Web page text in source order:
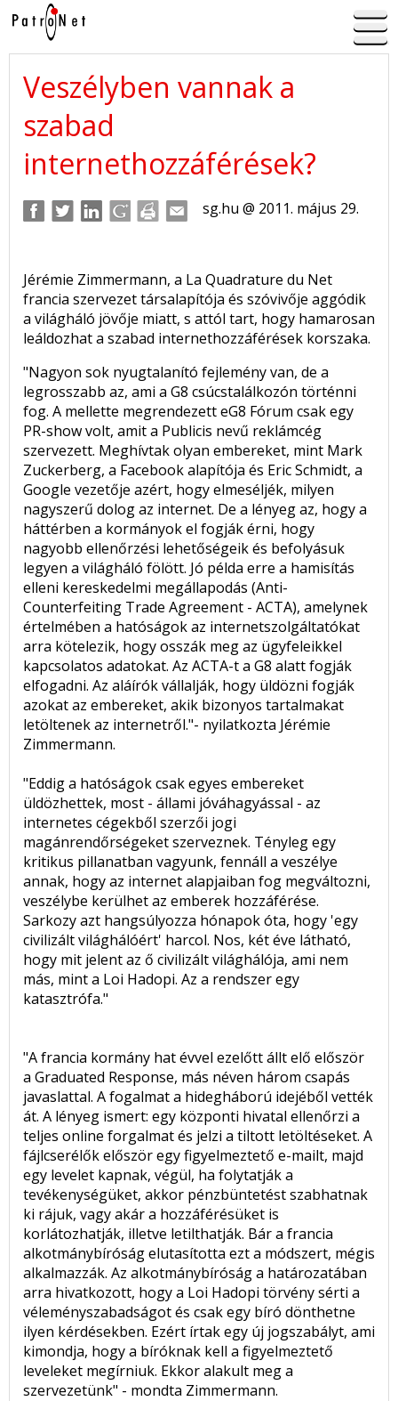
Veszélyben vannak a
szabad
internethozzáférések?
sg.hu @ 2011. május 29.
Jérémie Zimmermann, a La Quadrature du Net
francia szervezet társalapítója és szóvivője aggódik
a világháló jövője miatt, s attól tart, hogy hamarosan
leáldozhat a szabad internethozzáférések korszaka.
"Nagyon sok nyugtalanító fejlemény van, de a
legrosszabb az, ami a G8 csúcstalálkozón történni
fog. A mellette megrendezett eG8 Fórum csak egy
PR-show volt, amit a Publicis nevű reklámcég
szervezett. Meghívtak olyan embereket, mint Mark
Zuckerberg, a Facebook alapítója és Eric Schmidt, a
Google vezetője azért, hogy elmeséljék, milyen
nagyszerű dolog az internet. De a lényeg az, hogy a
háttérben a kormányok el fogják érni, hogy
nagyobb ellenőrzési lehetőségeik és befolyásuk
legyen a világháló fölött. Jó példa erre a hamisítás
elleni kereskedelmi megállapodás (Anti-
Counterfeiting Trade Agreement - ACTA), amelynek
értelmében a hatóságok az internetszolgáltatókat
arra kötelezik, hogy osszák meg az ügyfeleikkel
kapcsolatos adatokat. Az ACTA-t a G8 alatt fogják
elfogadni. Az aláírók vállalják, hogy üldözni fogják
azokat az embereket, akik bizonyos tartalmakat
letöltenek az internetről."- nyilatkozta Jérémie
Zimmermann.
"Eddig a hatóságok csak egyes embereket
üldözhettek, most - állami jóváhagyással - az
internetes cégekből szerzői jogi
magánrendőrségeket szerveznek. Tényleg egy
kritikus pillanatban vagyunk, fennáll a veszélye
annak, hogy az internet alapjaiban fog megváltozni,
veszélybe kerülhet az emberek hozzáférése.
Sarkozy azt hangsúlyozza hónapok óta, hogy 'egy
civilizált világhálóért' harcol. Nos, két éve látható,
hogy mit jelent az ő civilizált világhálója, ami nem
más, mint a Loi Hadopi. Az a rendszer egy
katasztrófa."
"A francia kormány hat évvel ezelőtt állt elő először
a Graduated Response, más néven három csapás
javaslattal. A fogalmat a hidegháború idejéből vették
át. A lényeg ismert: egy központi hivatal ellenőrzi a
teljes online forgalmat és jelzi a tiltott letöltéseket. A
fájlcserélők először egy figyelmeztető e-mailt, majd
egy levelet kapnak, végül, ha folytatják a
tevékenységüket, akkor pénzbüntetést szabhatnak
ki rájuk, vagy akár a hozzáférésüket is
korlátozhatják, illetve letilthatják. Bár a francia
alkotmánybíróság elutasította ezt a módszert, mégis
alkalmazzák. Az alkotmánybíróság a határozatában
arra hivatkozott, hogy a Loi Hadopi törvény sérti a
véleményszabadságot és csak egy bíró dönthetne
ilyen kérdésekben. Ezért írtak egy új jogszabályt, ami
kimondja, hogy a bíróknak kell a figyelmeztető
leveleket megírniuk. Ekkor alakult meg a
szervezetünk" - mondta Zimmermann.